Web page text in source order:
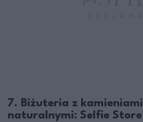
7. Biżuteria z kamieniami
naturalnymi: Selfie Store